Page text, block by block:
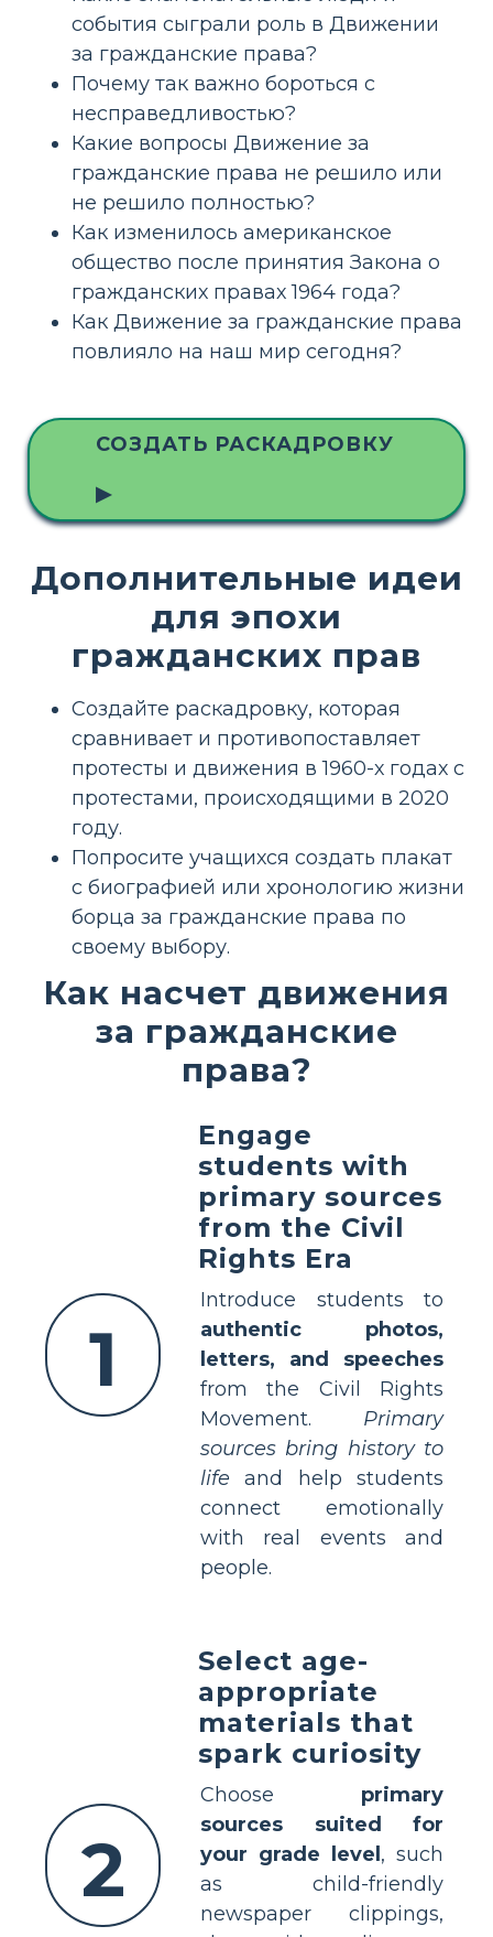
события сыграли роль в Движении
за гражданские права?
Почему так важно бороться с
несправедливостью?
Какие вопросы Движение за
гражданские права не решило или
не решило полностью?
Как изменилось американское
общество после принятия Закона о
гражданских правах 1964 года?
Как Движение за гражданские права
повлияло на наш мир сегодня?
СОЗДАТЬ РАСКАДРОВКУ
▶
Дополнительные идеи
для эпохи
гражданских прав
Создайте раскадровку, которая
сравнивает и противопоставляет
протесты и движения в 1960-х годах с
протестами, происходящими в 2020
году.
Попросите учащихся создать плакат
с биографией или хронологию жизни
борца за гражданские права по
своему выбору.
Как насчет движения
за гражданские
права?
1
Engage
students with
primary sources
from the Civil
Rights Era
Introduce students to
authentic photos,
letters, and speeches
from the Civil Rights
Movement. Primary
sources bring history to
life and help students
connect emotionally
with real events and
people.
2
Select age-
appropriate
materials that
spark curiosity
Choose primary
sources suited for
your grade level , such
as child-friendly
newspaper clippings,